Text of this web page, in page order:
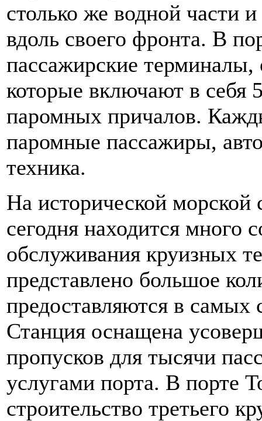
столько же водной части
вдоль своего фронта. В
пассажирские
которые включают в себя
паромных причалов.
паромные пассажиры,
техника.
На исторической
сегодня находится много
обслуживания круизных
представлено большое
предоставляются в
Станция оснащена
пропусков для тысячи
услугами порта. В порте
строительство третьего